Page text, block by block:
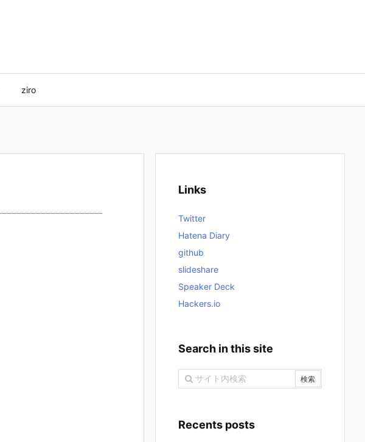
ziro
Links
Twitter
Hatena Diary
github
slideshare
Speaker Deck
Hackers.io
Search in this site
Recents posts